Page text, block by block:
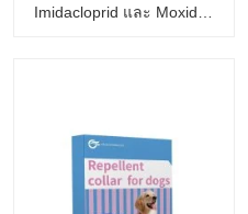
Moxidectin Drops Imidacloprid และ Moxidectin Drops สำหรับแมวเป็นยาถ่ายพยาธิสำหรับสัตว์เลี้ยงชนิดหนึ่งเพื่อช่วยถ่ายพยาธิในแมว เพียงหยดที่หลังคอเพื่อฆ่าปรสิตในและนอกร่างกาย ซึ่งปลอดภัยกว่า และไม่ทำให้ระคายเคืองกระเพาะอาหารหรืออาเจียน หลังจากฉีดครั้งแรก อิมิดาโคลพริดจะแพร่กระจายอย่างรวดเร็วไปยังพื้นผิวลำตัวของแมว…